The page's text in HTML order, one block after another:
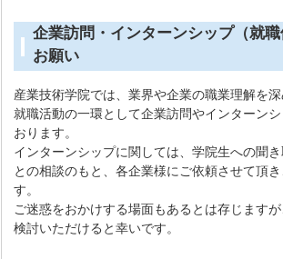
企業訪問・インターンシップ（就
お願い
産業技術学院では、業界や企業の職業理解を深
就職活動の一環として企業訪問やインターン
おります。
インターンシップに関しては、学院生への聞
との相談のもと、各企業様にご依頼させて頂
す。
ご迷惑をおかけする場面もあるとは存じます
検討いただけると幸いです。